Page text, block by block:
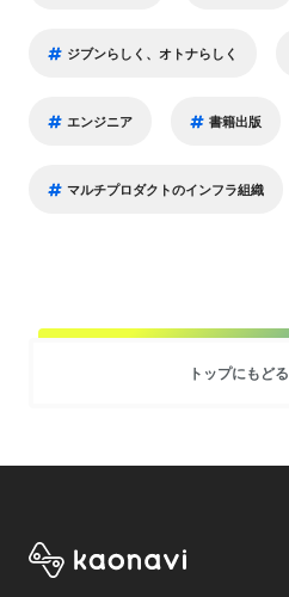
ジブンらしく、オトナらしく
エンジニア 書籍出版
マルチプロダクトのインフラ組織
トップにもどる